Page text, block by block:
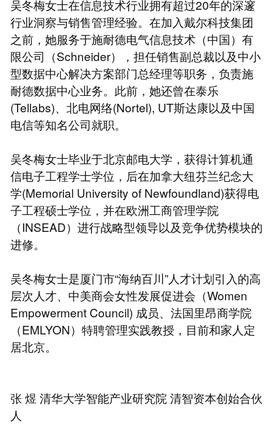
吴冬梅女士在信息技术行业拥有超过20年的深邃
行业洞察与销售管理经验。在加入戴尔科技集团
之前，她服务于施耐德电气信息技术（中国）有
限公司（Schneider），担任销售副总裁以及中小
型数据中心解决方案部门总经理等职务，负责施
耐德数据中心业务。此前，她还曾在泰乐
(Tellabs)、北电网络(Nortel), UT斯达康以及中国
电信等知名公司就职。
吴冬梅女士毕业于北京邮电大学，获得计算机通
信电子工程学士学位，后在加拿大纽芬兰纪念大
学(Memorial University of Newfoundland)获得电
子工程硕士学位，并在欧洲工商管理学院
（INSEAD）进行战略型领导以及竞争优势模块的
进修。
吴冬梅女士是厦门市“海纳百川”人才计划引入的高
层次人才、中美商会女性发展促进会（Women
Empowerment Council) 成员、法国里昂商学院
（EMLYON）特聘管理实践教授，目前和家人定
居北京。
张 煜 清华大学智能产业研究院 清智资本创始合伙
人